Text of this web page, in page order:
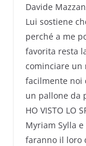
Davide
Lui sostiene
perché a me
favorita resta
cominciare un
facilmente noi
un pallone da
HO VISTO LO
Myriam Sylla
faranno il loro